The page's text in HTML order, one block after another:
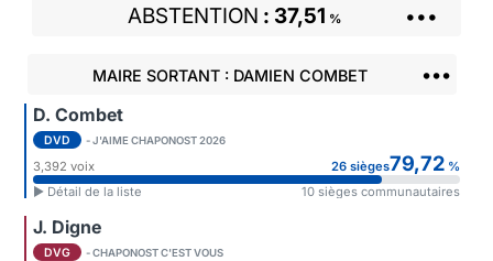
ABSTENTION 37,51 % •••
MAIRE SORTANT : DAMIEN COMBET •••
D. Combet
DVD - J'AIME CHAPONOST 2026
3,392 voix 26 sièges79,72%
► Détail de la liste
10 sièges communautaires
J. Digne
DVG - CHAPONOST C'EST VOUS